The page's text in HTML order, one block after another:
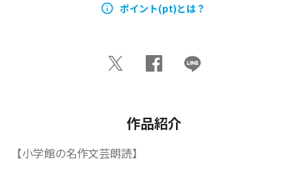
ポイント(pt)とは？
作品紹介
【小学館の名作文芸朗読】